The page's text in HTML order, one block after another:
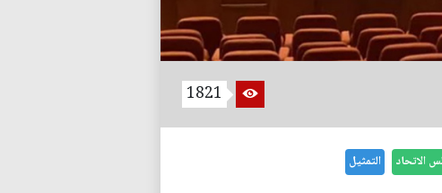
1821
الاتحاد التمثيل